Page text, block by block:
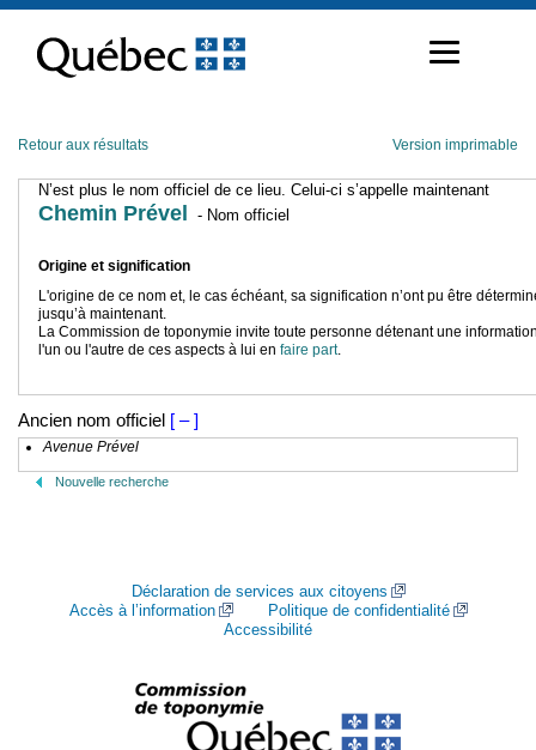
contenu
Retour aux résultats Version imprimable
N’est plus le nom officiel de ce lieu. Celui-ci s’appelle maintenant
Chemin Prével - Nom officiel
Origine et signification
L'origine de ce nom et, le cas échéant, sa signification n’ont pu être
jusqu’à maintenant.
La Commission de toponymie invite toute personne détenant une
l'un ou l'autre de ces aspects à lui en faire part.
Ancien nom officiel [ – ]
Avenue Prével
Nouvelle recherche
Déclaration de services aux citoyens
Accès à l’information
Politique de confidentialité
Accessibilité